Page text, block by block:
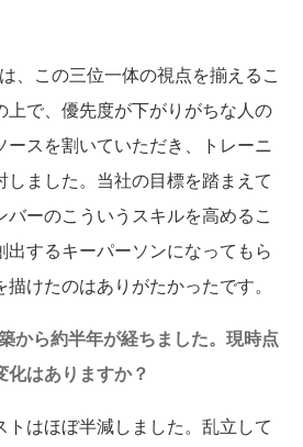
、この三位一体の視点を揃えるこ
上で、優先度が下がりがちな人の
ースを割いていただき、トレーニ
しました。当社の目標を踏まえて
バーのこういうスキルを高めるこ
出するキーパーソンになってもら
けたのはありがたかったです。
から約半年が経ちました。現時点
はありますか？
トはほぼ半減しました。乱立して